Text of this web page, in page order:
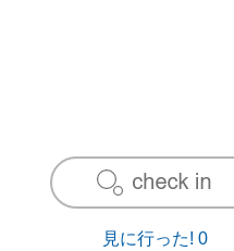
見に行った! 0